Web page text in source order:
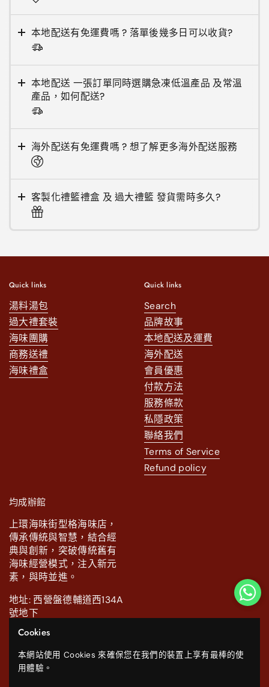
本地配送有免運費嗎 ? 落單後幾多日可以收貨?
本地配送 一張訂單同時選購急凍低溫產品 及常溫
產品，如何配送?
海外配送有免運費嗎 ? 想了解更多海外配送服務
客製化禮籃禮盒 及 過大禮籃 發貨需時多久?
Quick links
湯料湯包
過大禮套裝
海味團購
商務送禮
海味禮盒
Quick links
Search
品牌故事
本地配送及運費
海外配送
會員優惠
付款方法
服務條款
私隱政策
聯絡我們
Terms of Service
Refund policy
均成辦館
上環海味街型格海味店，
傳承傳統與智慧，結合經
典與創新，突破傳統舊有
海味經營模式，注入新元
素，與時並進。
地址: 西營盤德輔道西134A
號地下
電話: 2111 0886.
Facebook
Instagram
Cookies
本網站使用 Cookies 來確保您在我們的裝置上享有最棒的使
用體驗。